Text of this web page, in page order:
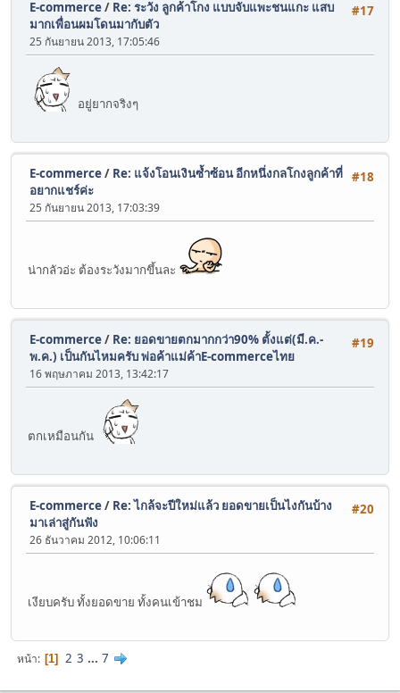
#17
E-commerce/ Re: ระวัง ลูกค้าโกง แบบจับแพะชนแกะ แสบ
มากเพื่อนผมโดนมากับตัว
25 กันยายน 2013, 17:05:46
อยู่ยากจริงๆ
#18
E-commerce/ Re: แจ้งโอนเงินซ้ำซ้อน อีกหนึ่งกลโกงลูกค้าที่
อยากแชร์ค่ะ
25 กันยายน 2013, 17:03:39
น่ากลัวอ่ะ ต้องระวังมากขึ้นละ
#19
E-commerce/ Re: ยอดขายตกมากกว่า90% ตั้งแต่(มี.ค.-
พ.ค.) เป็นกันไหมครับ พ่อค้าแม่ค้าE-commerceไทย
16 พฤษภาคม 2013, 13:42:17
ตกเหมือนกัน
#20
E-commerce/ Re: ไกล้จะปีใหม่แล้ว ยอดขายเป็นไงกันบ้าง
มาเล่าสู่กันฟัง
26 ธันวาคม 2012, 10:06:11
เงียบครับ ทั้งยอดขาย ทั้งคนเข้าชม
หน้า 1 2 3 ... 7